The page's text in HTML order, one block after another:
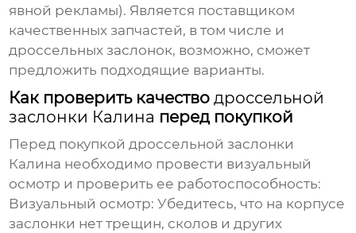
явной рекламы). Является поставщиком
качественных запчастей, в том числе и
дроссельных заслонок, возможно, сможет
предложить подходящие варианты.
Как проверить качестводроссельной
заслонки Калина перед покупкой
Перед покупкойдроссельной заслонки
Калина необходимо провести визуальный
осмотр и проверить ее работоспособность:
Визуальный осмотр: Убедитесь, что на корпусе
заслонки нет трещин, сколов и других